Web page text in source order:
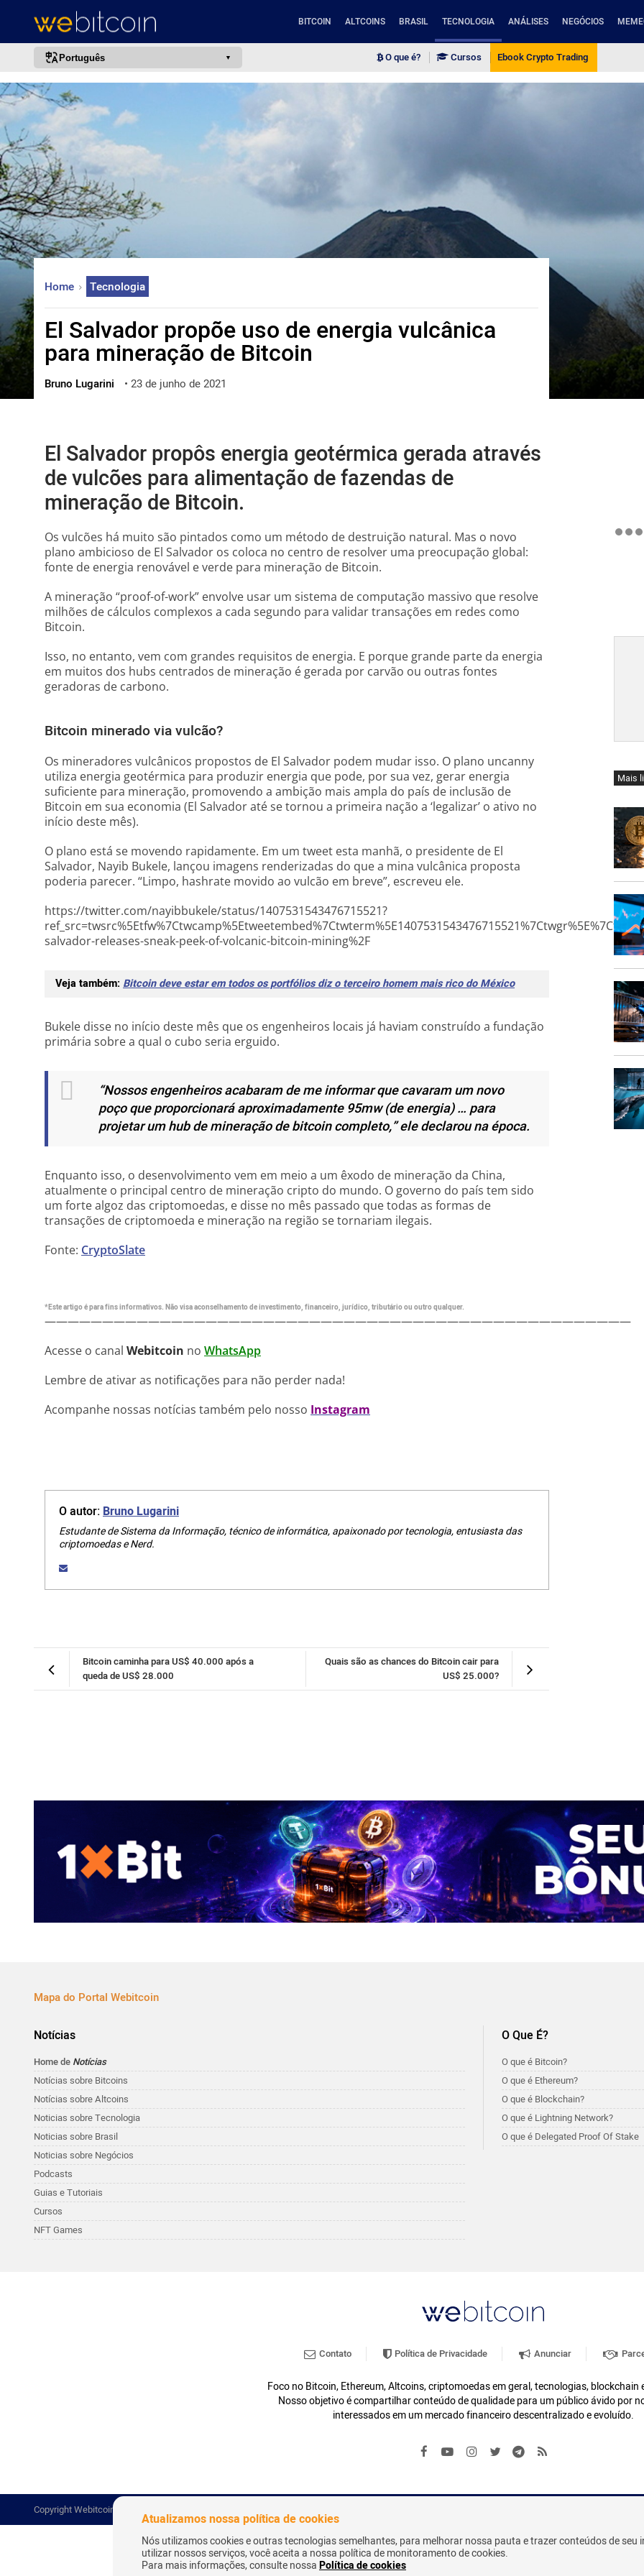
BITCOIN ALTCOINS BRASIL TECNOLOGIA ANÁLISES NEGÓCIOS
Português
english
español
italiano
deutsch
日本語
中文
한국어
العربية
ไทย
ქართული
O que é? Cursos Ebook Crypto Trading
Home Tecnologia
El Salvador propõe uso de energia vulcânica
para mineração de Bitcoin
Bruno Lugarini • 23 de junho de 2021
El Salvador propôs energia geotérmica gerada através
de vulcões para alimentação de fazendas de
mineração de Bitcoin.
Os vulcões há muito são pintados como um método de destruição natural. Mas o novo
plano ambicioso de El Salvador os coloca no centro de resolver uma preocupação global:
fonte de energia renovável e verde para mineração de Bitcoin.
A mineração “proof-of-work” envolve usar um sistema de computação massivo que resolve
milhões de cálculos complexos a cada segundo para validar transações em redes como
Bitcoin.
Isso, no entanto, vem com grandes requisitos de energia. E porque grande parte da energia
em muitos dos hubs centrados de mineração é gerada por carvão ou outras fontes
geradoras de carbono.
Bitcoin minerado via vulcão?
Os mineradores vulcânicos propostos de El Salvador podem mudar isso. O plano uncanny
utiliza energia geotérmica para produzir energia que pode, por sua vez, gerar energia
suficiente para mineração, promovendo a ambição mais ampla do país de inclusão de
Bitcoin em sua economia (El Salvador até se tornou a primeira nação a ‘legalizar’ o ativo no
início deste mês).
O plano está se movendo rapidamente. Em um tweet esta manhã, o presidente de El
Salvador, Nayib Bukele, lançou imagens renderizadas do que a mina vulcânica proposta
poderia parecer. “Limpo, hashrate movido ao vulcão em breve”, escreveu ele.
https://twitter.com/nayibbukele/status/1407531543476715521?
salvador-releases-sneak-peek-of-volcanic-bitcoin-mining%2F
Veja também: Bitcoin deve estar em todos os portfólios diz o terceiro homem mais rico do México
Bukele disse no início deste mês que os engenheiros locais já haviam construído a fundação
primária sobre a qual o cubo seria erguido.
“Nossos engenheiros acabaram de me informar que cavaram um novo
poço que proporcionará aproximadamente 95mw (de energia) … para
projetar um hub de mineração de bitcoin completo,” ele declarou na época.
Enquanto isso, o desenvolvimento vem em meio a um êxodo de mineração da China,
atualmente o principal centro de mineração cripto do mundo. O governo do país tem sido
um forte algoz das criptomoedas, e disse no mês passado que todas as formas de
transações de criptomoeda e mineração na região se tornariam ilegais.
Fonte: CryptoSlate
*Este artigo é para fins informativos. Não visa aconselhamento de investimento, financeiro, jurídico, tributário ou outro qualquer.
———————————————————————————————————————————————————
Acesse o canal Webitcoin no WhatsApp
Lembre de ativar as notificações para não perder nada!
Acompanhe nossas notícias também pelo nosso Instagram
O autor:Bruno Lugarini
Estudante de Sistema da Informação, técnico de informática, apaixonado por tecnologia, entusiasta das
criptomoedas e Nerd.
Quais são as chances do Bitcoin cair para
US$ 25.000?
Bitcoin caminha para US$ 40.000 após a
queda de US$ 28.000
Mais
Mapa do Portal Webitcoin
Notícias
Home de Notícias
Notícias sobre Bitcoins
Notícias sobre Altcoins
Noticias sobre Tecnologia
Noticias sobre Brasil
Noticias sobre Negócios
Podcasts
Guias e Tutoriais
Cursos
NFT Games
O Que É?
O que é Bitcoin?
O que é Ethereum?
O que é Blockchain?
O que é Lightning Network?
O que é Delegated Proof Of Stake
Contato Política de Privacidade Anunciar
Foco no Bitcoin, Ethereum, Altcoins, criptomoedas em geral, tecnologias, blockchain
Nosso objetivo é compartilhar conteúdo de qualidade para um público ávido por
interessados em um mercado financeiro descentralizado e evoluído.
Copyright Webitcoin 2018 - Todos os Direitos Reservados
Atualizamos nossa política de cookies
Nós utilizamos cookies e outras tecnologias semelhantes, para melhorar nossa pauta e trazer conteúdos de seu
utilizar nossos serviços, você aceita a nossa política de monitoramento de cookies.
Para mais informações, consulte nossaPolítica de cookies